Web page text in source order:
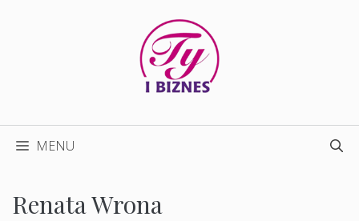
MENU
Renata Wrona